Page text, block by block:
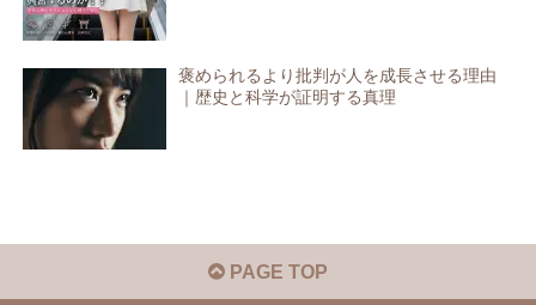
褒められるより批判が人を成長させる理由
｜歴史と科学が証明する真理
PAGE TOP